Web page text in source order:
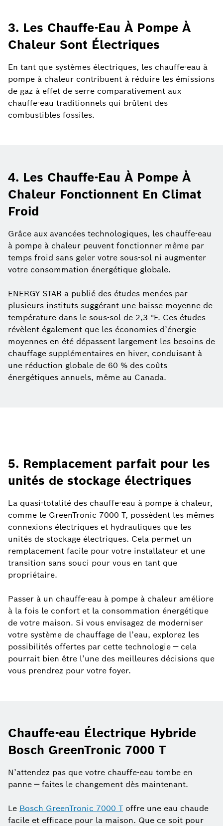
3. Les Chauffe-Eau À Pompe À
Chaleur Sont Électriques
En tant que systèmes électriques, les chauffe-eau à
pompe à chaleur contribuent à réduire les émissions
de gaz à effet de serre comparativement aux
chauffe-eau traditionnels qui brûlent des
combustibles fossiles.
4. Les Chauffe-Eau À Pompe À
Chaleur Fonctionnent En Climat
Froid
Grâce aux avancées technologiques, les chauffe-eau
à pompe à chaleur peuvent fonctionner même par
temps froid sans geler votre sous-sol ni augmenter
votre consommation énergétique globale.
ENERGY STAR a publié des études menées par
plusieurs instituts suggérant une baisse moyenne de
température dans le sous-sol de 2,3 °F. Ces études
révèlent également que les économies d’énergie
moyennes en été dépassent largement les besoins de
chauffage supplémentaires en hiver, conduisant à
une réduction globale de 60 % des coûts
énergétiques annuels, même au Canada.
5. Remplacement parfait pour les
unités de stockage électriques
La quasi-totalité des chauffe-eau à pompe à chaleur,
comme le GreenTronic 7000 T, possèdent les mêmes
connexions électriques et hydrauliques que les
unités de stockage électriques. Cela permet un
remplacement facile pour votre installateur et une
transition sans souci pour vous en tant que
propriétaire.
Passer à un chauffe-eau à pompe à chaleur améliore
à la fois le confort et la consommation énergétique
de votre maison. Si vous envisagez de moderniser
votre système de chauffage de l’eau, explorez les
possibilités offertes par cette technologie — cela
pourrait bien être l’une des meilleures décisions que
vous prendrez pour votre foyer.
Chauffe-eau Électrique Hybride
Bosch GreenTronic 7000 T
N’attendez pas que votre chauffe-eau tombe en
panne — faites le changement dès maintenant.
Le Bosch GreenTronic 7000 T offre une eau chaude
facile et efficace pour la maison. Que ce soit pour